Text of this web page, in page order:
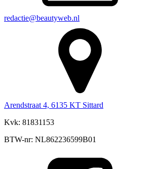
redactie@beautyweb.nl
Arendstraat 4, 6135 KT Sittard
Kvk: 81831153
BTW-nr: NL862236599B01